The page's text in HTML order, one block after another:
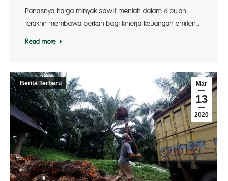
Panasnya harga minyak sawit mentah dalam 6 bulan
terakhir membawa berkah bagi kinerja keuangan emiten…
Read more
Mar
13
2020
Berita Terbaru